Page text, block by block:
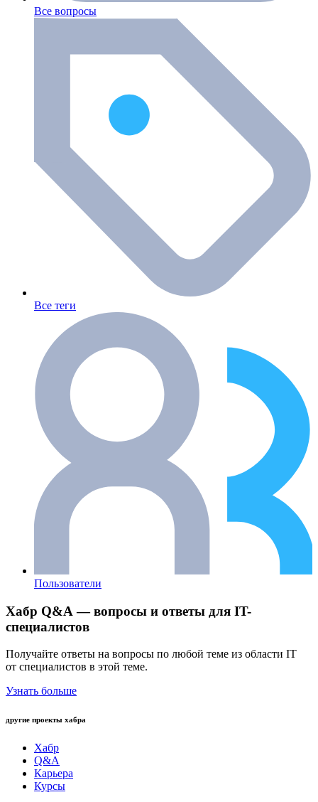
Все вопросы
Все теги
Пользователи
Хабр Q&A — вопросы и ответы для IT-
специалистов
Получайте ответы на вопросы по любой теме из области IT
от специалистов в этой теме.
Узнать больше
другие проекты хабра
Хабр
Q&A
Карьера
Курсы